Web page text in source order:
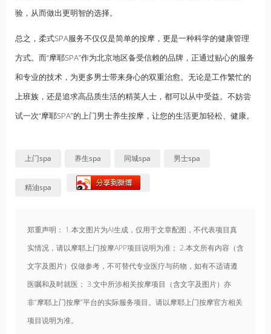
验，从而做出更明智的选择。
总之，柔式SPA服务不仅仅是简单的按摩，更是一种科学的健康管理
方式。而“摩耶SPA”作为北京地区备受信赖的品牌，正通过贴心的服务
和专业的技术，为更多男士带来身心的双重治愈。无论是工作繁忙的
上班族 ，还是追求高品质生活的精英人士，都可以从中受益。不妨尝
试一次“摩耶SPA”的上门男士养生按摩，让您的生活更加轻松、健康。
上门spa 养生spa 同城spa 男士spa
精油spa
郑重声明： 1.本文图片为AI生成，仅用于文章配图，不代表项目真
实情况，请以摩耶上门按摩APP项目说明为准； 2.本文所有内容（含
文字及图片）仅做参考，不可替代专业医疗与药物，如有不适请遵
医嘱和及时就医； 3.文中所涉相关按摩项目（含文字及图片）亦
非“摩耶上门按摩”平台的实际服务项目。请以摩耶上门按摩官方相关
项目说明为准。